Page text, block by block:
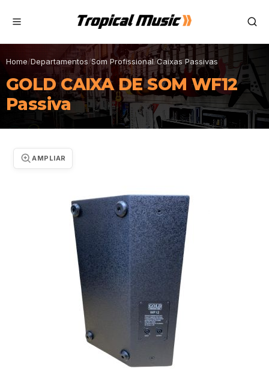
Home/Departamentos/Som Profissional/Caixas Passivas
GOLD CAIXA DE SOM WF12
Passiva
AMPLIAR